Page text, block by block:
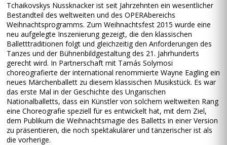
Tchaikovskys Nussknacker ist seit Jahrzehnten ein wesentlicher
Bestandteil des weltweiten und des OPERAbereichs
Weihnachtsprogramms. Zum Weihnachtsfest 2015 wurde eine
neu aufgelegte Inszenierung gezeigt, die den klassischen
Balletttraditionen folgt und gleichzeitig den Anforderungen des
Tanzes und der Bühnenbildgestaltung des 21. Jahrhunderts
gerecht wird. In Partnerschaft mit Tamás Solymosi
choreografierte der international renommierte Wayne Eagling ein
neues Märchenballett zu diesem klassischen Musikstück. Es war
das erste Mal in der Geschichte des Ungarischen
Nationalballetts, dass ein Künstler von solchem weltweiten Rang
eine Choreografie speziell für es entwickelt hat, mit dem Ziel,
dem Publikum die Weihnachtsmagie des Balletts in einer Version
zu präsentieren, die noch spektakulärer und tänzerischer ist als
die vorherige.